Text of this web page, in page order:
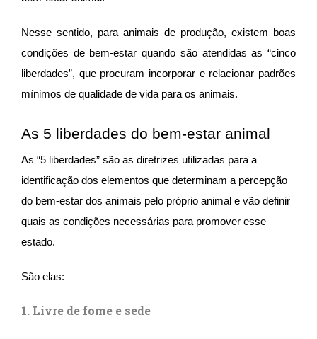
Nesse sentido, para animais de produção, existem boas
condições de bem-estar quando são atendidas as “cinco
liberdades”, que procuram incorporar e relacionar padrões
mínimos de qualidade de vida para os animais.
As 5 liberdades do bem-estar animal
As “5 liberdades” são as diretrizes utilizadas para a
identificação dos elementos que determinam a percepção
do bem-estar dos animais pelo próprio animal e vão definir
quais as condições necessárias para promover esse
estado.
São elas:
1. Livre de fome e sede